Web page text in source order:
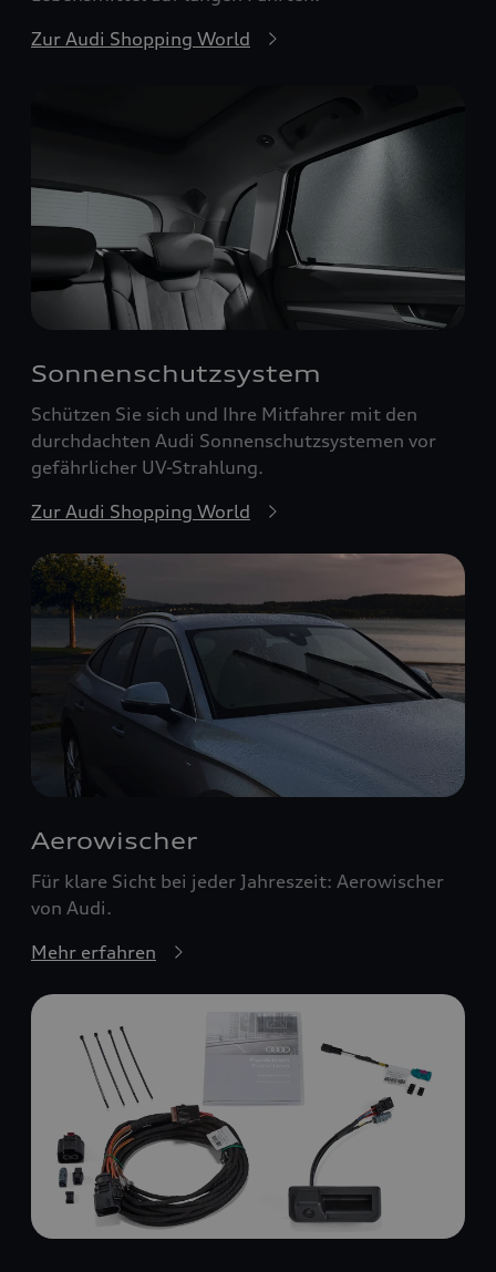
Zur Audi Shopping World
Sonnenschutzsystem
Schützen Sie sich und Ihre Mitfahrer mit den
durchdachten Audi Sonnenschutzsystemen vor
gefährlicher UV-Strahlung.
Zur Audi Shopping World
Aerowischer
Für klare Sicht bei jeder Jahreszeit: Aerowischer
von Audi.
Mehr erfahren